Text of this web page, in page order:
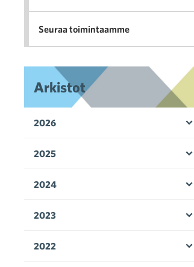
Seuraa toimintaamme
Arkistot
2026
2025
2024
2023
2022